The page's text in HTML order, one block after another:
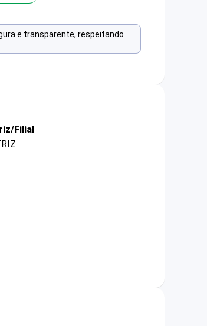
e transparente, respeitando
Filial